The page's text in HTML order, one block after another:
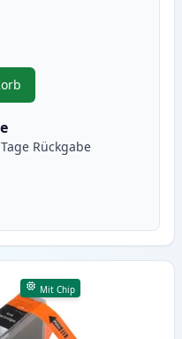
PGI-580XXL
Rückgabe
Mit Chip